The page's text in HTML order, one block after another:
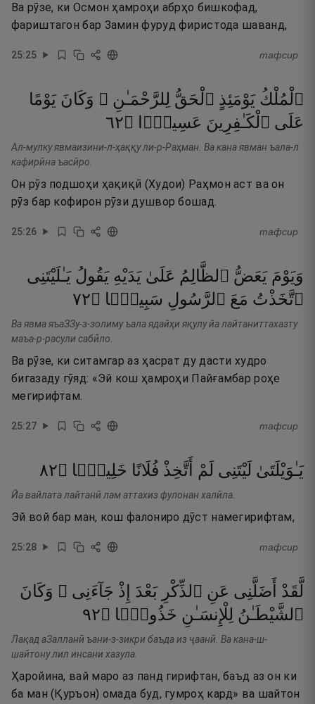
Ва рӯзе, ки Осмон ҳамроҳи абрҳо бишкофад,
фариштагон бар Замин фуруд фиристода шаванд,
25:25 тафсир
ٱلْمُلْكُ يَوْمَئِذٍ ٱلْحَقُّ لِلرَّحْمَـٰنِ ۚ وَكَانَ يَوْمًا
عَلَى ٱلْكَـٰفِرِينَ عَسِيرًۭا ۝٢٦
Ал-мулку явмаизини-л-ҳаққу ли-р-Раҳман. Ва кана явман ъала-л
кафирӣна ъасӣро.
Он рӯз подшоҳи ҳақиқӣ (Худои) Раҳмон аст ва он
рӯз бар кофирон рӯзи душвор бошад.
25:26 тафсир
وَيَوْمَ يَعَضُّ ٱلظَّالِمُ عَلَىٰ يَدَيْهِ يَقُولُ يَـٰلَيْتَنِى
ٱتَّخَذْتُ مَعَ ٱلرَّسُولِ سَبِيلًۭا ۝٢٧
Ва явма яъаЗЗу-з-золиму ъала ядайҳи яқулу йа лайтаниттахазту
маъа-р-расули сабӣло.
Ва рӯзе, ки ситамгар аз ҳасрат ду дасти худро
бигазаду гӯяд: «Эй кош ҳамроҳи Пайғамбар роҳе
мегирифтам.
25:27 тафсир
يَـٰوَيْلَتَىٰ لَيْتَنِى لَمْ أَتَّخِذْ فُلَانًا خَلِيلًۭا ۝٢٨
Йа вайлата лайтанӣ лам аттахиз фулонан халӣла.
Эй вой бар ман, кош фалониро дӯст намегирифтам,
25:28 тафсир
لَّقَدْ أَضَلَّنِى عَنِ ٱلذِّكْرِ بَعْدَ إِذْ جَآءَنِى ۗ وَكَانَ
ٱلشَّيْطَـٰنُ لِلْإِنسَـٰنِ خَذُولًۭا ۝٢٩
Лақад аЗалланӣ ъани-з-зикри баъда из ҷаанӣ. Ва кана-ш-
шайтону лил инсани хазула.
Ҳаройина, вай маро аз панд гирифтан, баъд аз он ки
ба ман (Қуръон) омада буд, гумроҳ кард» ва шайтон